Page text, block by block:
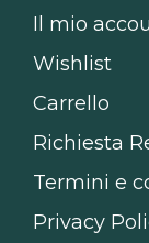
Il mio
Wishlist
Carrello
Richiesta
Termini e
Privacy